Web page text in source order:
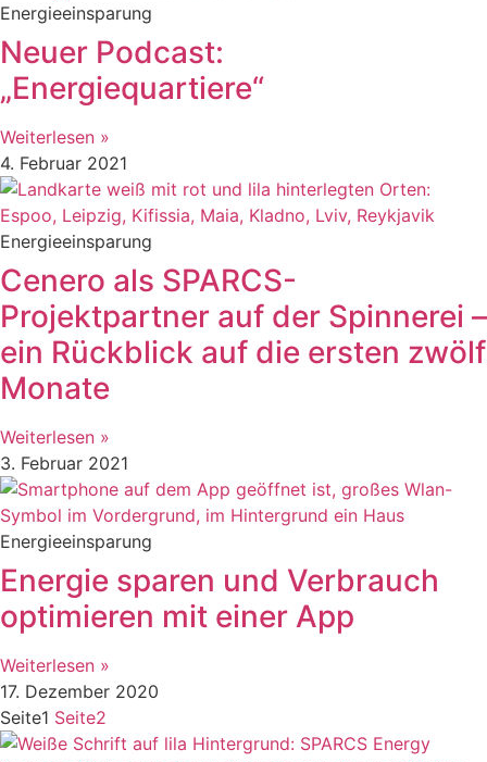
Energieeinsparung
Neuer Podcast:
„Energiequartiere“
Weiterlesen »
4. Februar 2021
Energieeinsparung
Cenero als SPARCS-
Projektpartner auf der Spinnerei –
ein Rückblick auf die ersten zwölf
Monate
Weiterlesen »
3. Februar 2021
Energieeinsparung
Energie sparen und Verbrauch
optimieren mit einer App
Weiterlesen »
17. Dezember 2020
Seite1 Seite2